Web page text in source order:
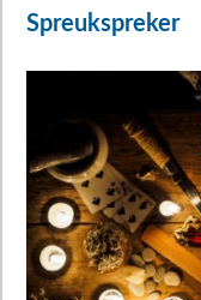
Spreukspreker